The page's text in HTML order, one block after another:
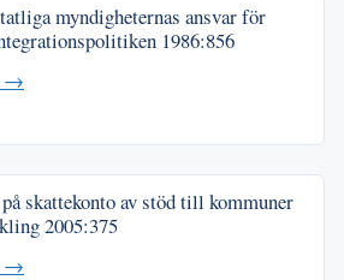
myndigheternas ansvar för
1986:856
→
skattekonto av stöd till kommuner
2005:375
→